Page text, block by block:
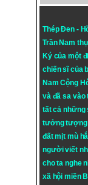
Thép Đen -
Trần Nam
Ký của một
chiến sĩ của
Nam Cộng
và đã sa vào
tất cả
tưởng tượng
đất mịt mù
người viết
cho ta nghe
xã hội miền